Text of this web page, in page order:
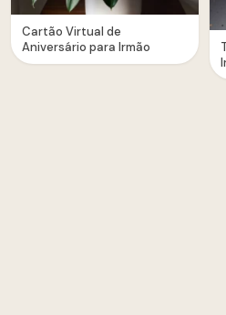
Cartão Virtual de
Aniversário para Irmão